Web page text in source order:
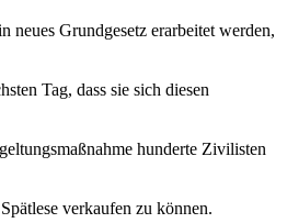
neues Grundgesetz erarbeitet werden,
Tag, dass sie sich diesen
hunderte Zivilisten
verkaufen zu können.